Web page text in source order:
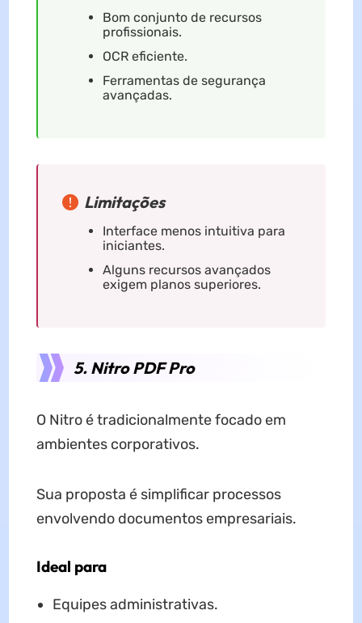
Bom conjunto de recursos
profissionais.
OCR eficiente.
Ferramentas de segurança
avançadas.
Limitações
Interface menos intuitiva para
iniciantes.
Alguns recursos avançados
exigem planos superiores.
5. Nitro PDF Pro
O Nitro é tradicionalmente focado em
ambientes corporativos.
Sua proposta é simplificar processos
envolvendo documentos empresariais.
Ideal para
Equipes administrativas.